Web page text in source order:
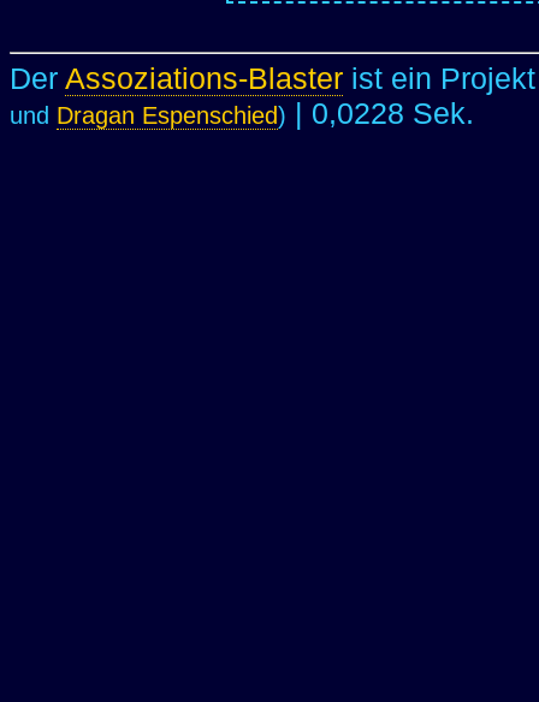
Der Assoziations-Blaster ist ein
und Dragan Espenschied) | 0,0228 Sek.